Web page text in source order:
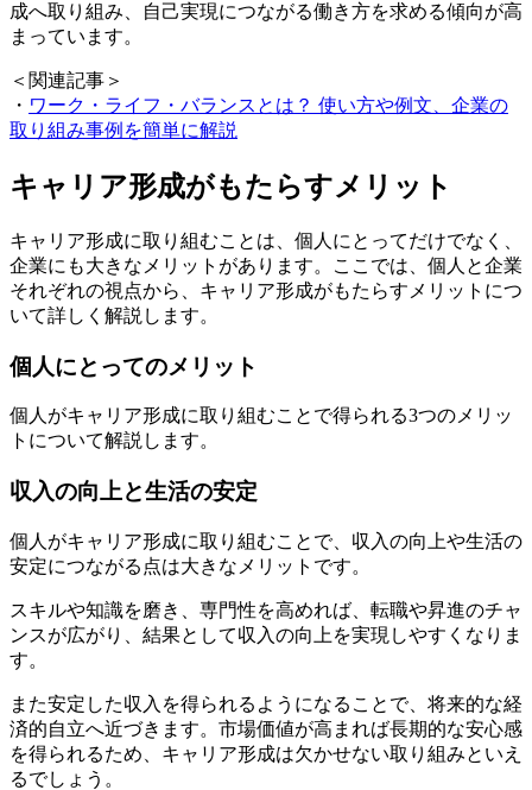
成へ取り組み、自己実現につながる働き方を求める傾向が高
まっています。
＜関連記事＞
・ ワーク・ライフ・バランスとは？ 使い方や例文、企業の
取り組み事例を簡単に解説
キャリア形成がもたらすメリット
キャリア形成に取り組むことは、個人にとってだけでなく、
企業にも大きなメリットがあります。ここでは、個人と企業
それぞれの視点から、キャリア形成がもたらすメリットにつ
いて詳しく解説します。
個人にとってのメリット
個人がキャリア形成に取り組むことで得られる3つのメリッ
トについて解説します。
収入の向上と生活の安定
個人がキャリア形成に取り組むことで、収入の向上や生活の
安定につながる点は大きなメリットです。
スキルや知識を磨き、専門性を高めれば、転職や昇進のチャ
ンスが広がり、結果として収入の向上を実現しやすくなりま
す。
また安定した収入を得られるようになることで、将来的な経
済的自立へ近づきます。市場価値が高まれば長期的な安心感
を得られるため、キャリア形成は欠かせない取り組みといえ
るでしょう。